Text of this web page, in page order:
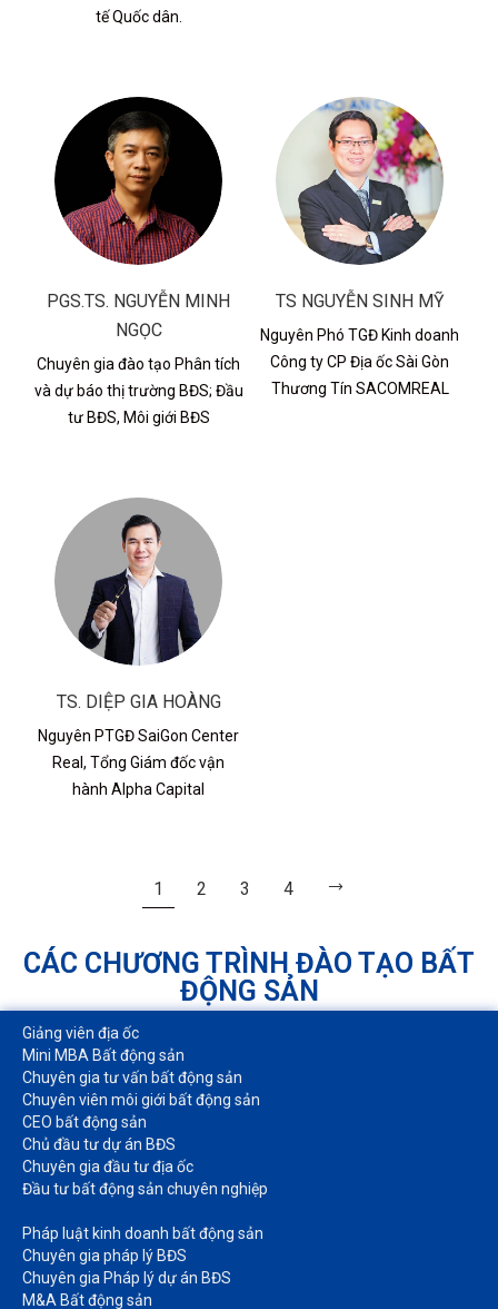
tế Quốc dân.
PGS.TS. NGUYỄN MINH
NGỌC
Chuyên gia đào tạo Phân tích
và dự báo thị trường BĐS; Đầu
tư BĐS, Môi giới BĐS
TS NGUYỄN SINH MỸ
Nguyên Phó TGĐ Kinh doanh
Công ty CP Địa ốc Sài Gòn
Thương Tín SACOMREAL
TS. DIỆP GIA HOÀNG
Nguyên PTGĐ SaiGon Center
Real, Tổng Giám đốc vận
hành Alpha Capital
1 2 3 4
CÁC CHƯƠNG TRÌNH ĐÀO TẠO BẤT
ĐỘNG SẢN
Giảng viên địa ốc
Mini MBA Bất động sản
Chuyên gia tư vấn bất động sản
Chuyên viên môi giới bất động sản​
CEO bất động sản
Chủ đầu tư dự án BĐS
Chuyên gia đầu tư địa ốc​
Đầu tư bất động sản chuyên nghiệp
Pháp luật kinh doanh bất động sản​
Chuyên gia pháp lý BĐS
Chuyên gia Pháp lý dự án BĐS
M&A Bất động sản​